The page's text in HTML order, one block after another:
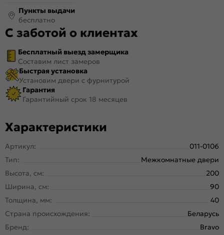
Пункты выдачи
бесплатно
С заботой о клиентах
Бесплатный выезд замерщика
Составим лист замеров
Быстрая установка
Установим двери с фурнитурой
Гарантия
Гарантийный срок 18 месяцев
Характеристики
Артикул:
011-0106
Тип:
Межкомнатные двери
Высота, см:
200
Ширина, см:
90
Толщина, мм:
40
Страна происхождения:
Беларусь
Бренд:
Bravo